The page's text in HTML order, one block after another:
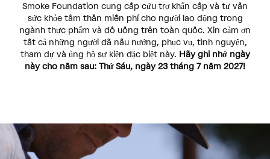
Smoke Foundation cung cấp cứu trợ khẩn cấp và tư vấn
sức khỏe tâm thần miễn phí cho người lao động trong
ngành thực phẩm và đồ uống trên toàn quốc. Xin cảm ơn
tất cả những người đã nấu nướng, phục vụ, tình nguyện,
tham dự và ủng hộ sự kiện đặc biệt này. Hãy ghi nhớ ngày
này cho năm sau: Thứ Sáu, ngày 23 tháng 7 năm 2027!